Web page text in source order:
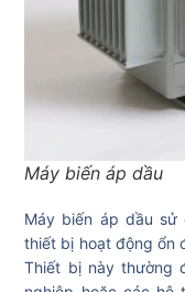
Máy biến áp dầu
Máy biến áp dầu sử
thiết bị hoạt động ổn
Thiết bị này thường